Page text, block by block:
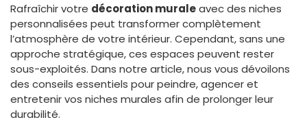
Rafraîchir votre décoration muraleavec des niches
personnalisées peut transformer complètement
l’atmosphère de votre intérieur. Cependant, sans une
approche stratégique, ces espaces peuvent rester
sous-exploités. Dans notre article, nous vous dévoilons
des conseils essentiels pour peindre, agencer et
entretenir vos niches murales afin de prolonger leur
durabilité.